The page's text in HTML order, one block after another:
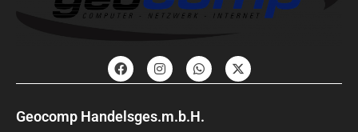
Geocomp Handelsges.m.b.H.